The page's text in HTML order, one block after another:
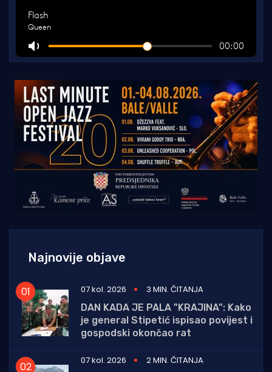
Najnovije objave
07 kol. 2026
3 MIN. ČITANJA
DAN KADA JE PALA "KRAJINA": Kako
je general Stipetić ispisao povijest i
gospodski okončao rat
07 kol. 2026
2 MIN. ČITANJA